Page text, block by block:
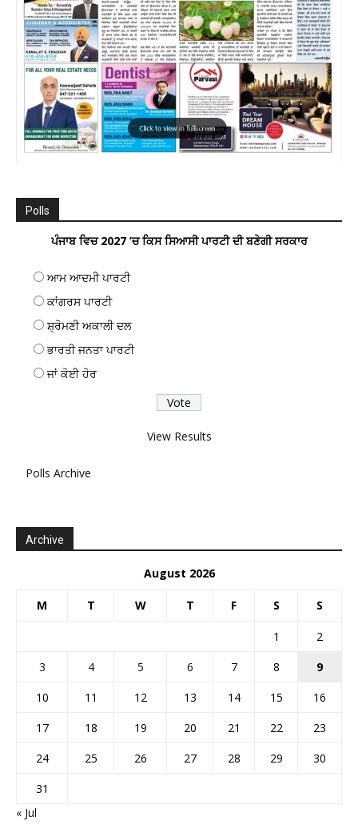
Polls
ਪੰਜਾਬ ਵਿਚ 2027 ’ਚ ਕਿਸ ਸਿਆਸੀ ਪਾਰਟੀ ਦੀ ਬਣੇਗੀ ਸਰਕਾਰ
ਆਮ ਆਦਮੀ ਪਾਰਟੀ
ਕਾਂਗਰਸ ਪਾਰਟੀ
ਸ਼੍ਰੋਮਣੀ ਅਕਾਲੀ ਦਲ
ਭਾਰਤੀ ਜਨਤਾ ਪਾਰਟੀ
ਜਾਂ ਕੋਈ ਹੋਰ
View Results
Polls Archive
Archive
August 2026
M T W T F S S
1
2
3
4 5 6 7 8
9
10
11 12 13 14 15
16
17
18 19 20 21 22
23
24
25 26 27 28 29
30
31
« Jul